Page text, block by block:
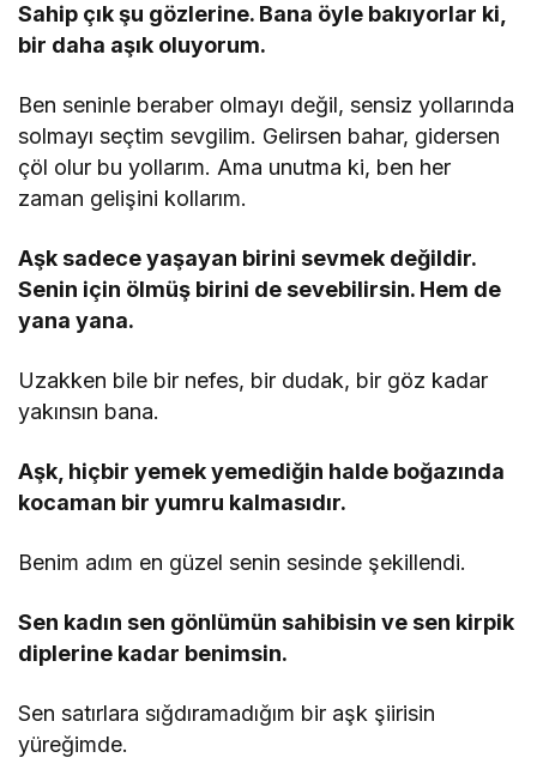
Sahip çık şu gözlerine. Bana öyle bakıyorlar ki,
bir daha aşık oluyorum.
Ben seninle beraber olmayı değil, sensiz yollarında
solmayı seçtim sevgilim. Gelirsen bahar, gidersen
çöl olur bu yollarım. Ama unutma ki, ben her
zaman gelişini kollarım.
Aşk sadece yaşayan birini sevmek değildir.
Senin için ölmüş birini de sevebilirsin. Hem de
yana yana.
Uzakken bile bir nefes, bir dudak, bir göz kadar
yakınsın bana.
Aşk, hiçbir yemek yemediğin halde boğazında
kocaman bir yumru kalmasıdır.
Benim adım en güzel senin sesinde şekillendi.
Sen kadın sen gönlümün sahibisin ve sen kirpik
diplerine kadar benimsin.
Sen satırlara sığdıramadığım bir aşk şiirisin
yüreğimde.